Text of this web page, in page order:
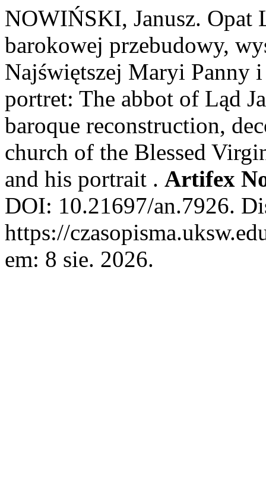
NOWIŃSKI, Janusz. Opat
barokowej przebudowy,
Najświętszej Maryi Panny
portret: The abbot of Ląd
baroque reconstruction,
church of the Blessed
and his portrait . Artifex
DOI: 10.21697/an.7926.
https://
em: 8 sie. 2026.